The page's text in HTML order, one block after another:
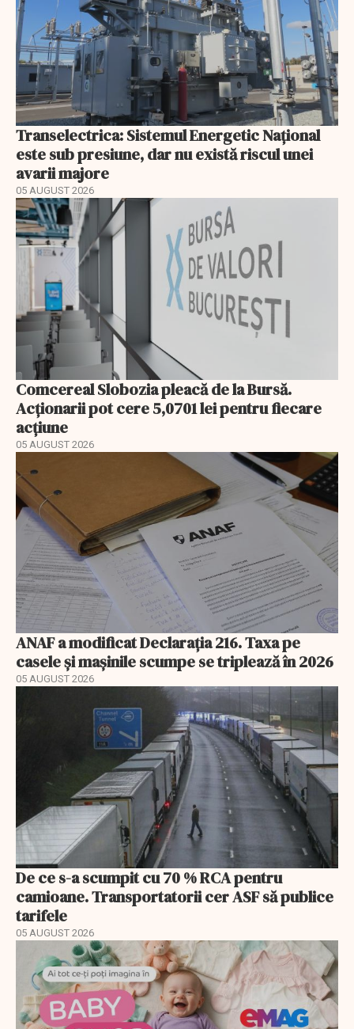
Transelectrica: Sistemul Energetic Național
este sub presiune, dar nu există riscul unei
avarii majore
05 AUGUST 2026
Comcereal Slobozia pleacă de la Bursă.
Acționarii pot cere 5,0701 lei pentru fiecare
acțiune
05 AUGUST 2026
ANAF a modificat Declarația 216. Taxa pe
casele și mașinile scumpe se triplează în 2026
05 AUGUST 2026
De ce s-a scumpit cu 70 % RCA pentru
camioane. Transportatorii cer ASF să publice
tarifele
05 AUGUST 2026